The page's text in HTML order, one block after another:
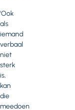
'Ook
als
iemand
verbaal
niet
sterk
is,
kan
die
meedoen